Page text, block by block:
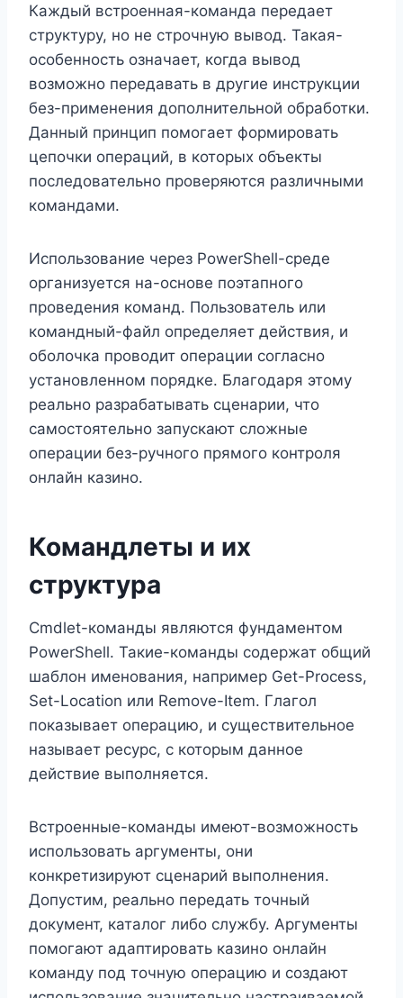
Каждый встроенная-команда передает
структуру, но не строчную вывод. Такая-
особенность означает, когда вывод
возможно передавать в другие инструкции
без-применения дополнительной обработки.
Данный принцип помогает формировать
цепочки операций, в которых объекты
последовательно проверяются различными
командами.
Использование через PowerShell-среде
организуется на-основе поэтапного
проведения команд. Пользователь или
командный-файл определяет действия, и
оболочка проводит операции согласно
установленном порядке. Благодаря этому
реально разрабатывать сценарии, что
самостоятельно запускают сложные
операции без-ручного прямого контроля
онлайн казино.
Командлеты и их
структура
Cmdlet-команды являются фундаментом
PowerShell. Такие-команды содержат общий
шаблон именования, например Get-Process,
Set-Location или Remove-Item. Глагол
показывает операцию, и существительное
называет ресурс, с которым данное
действие выполняется.
Встроенные-команды имеют-возможность
использовать аргументы, они
конкретизируют сценарий выполнения.
Допустим, реально передать точный
документ, каталог либо службу. Аргументы
помогают адаптировать казино онлайн
команду под точную операцию и создают